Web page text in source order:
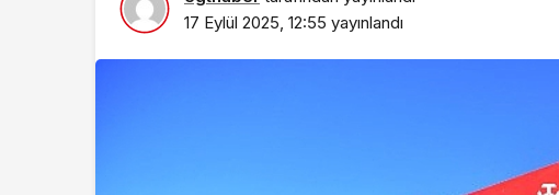
17 Eylül 2025, 12:55 yayınlandı
Dengesi Analiz Raporunu